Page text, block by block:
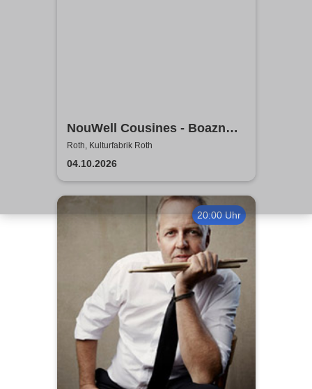
NouWell Cousines - Boazn
Klassik
Roth, Kulturfabrik Roth
04.10.2026
20:00 Uhr